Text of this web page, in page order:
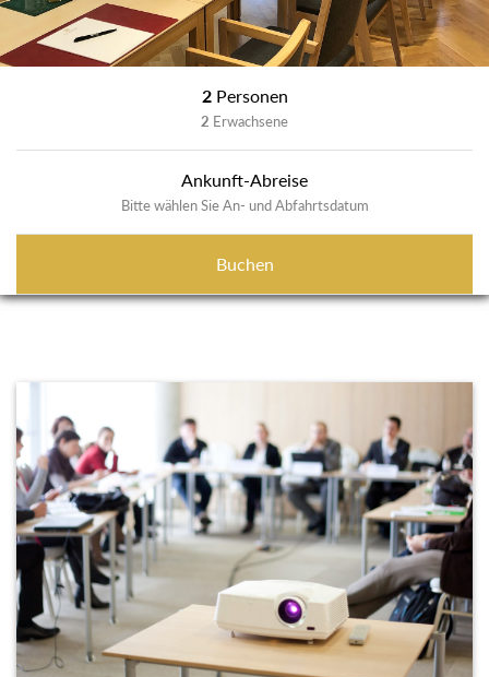
2 Personen
2 Erwachsene
Ankunft-Abreise
Bitte wählen Sie An- und Abfahrtsdatum
Buchen